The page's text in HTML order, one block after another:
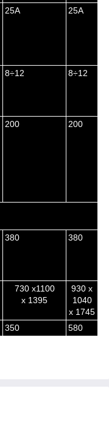
25А 25А
8÷12 8÷12
200 200
380 380
730 х1100
х 1395
930 х
1040
х 1745
350 580